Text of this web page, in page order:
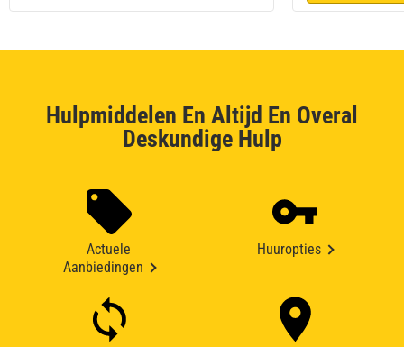
Hulpmiddelen En Altijd En Overal
Deskundige Hulp
Actuele
Aanbiedingen
Huuropties